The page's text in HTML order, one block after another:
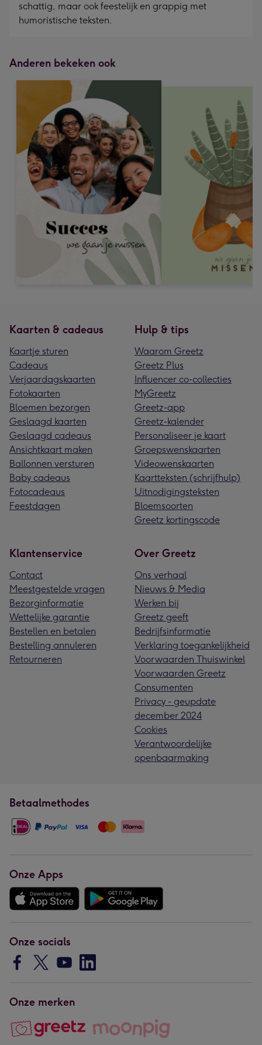
schattig, maar ook feestelijk en grappig met
humoristische teksten.
Anderen bekeken ook
Kaarten & cadeaus
Kaartje sturen
Cadeaus
Verjaardagskaarten
Fotokaarten
Bloemen bezorgen
Geslaagd kaarten
Geslaagd cadeaus
Ansichtkaart maken
Ballonnen versturen
Baby cadeaus
Fotocadeaus
Feestdagen
Hulp & tips
Waarom Greetz
Greetz Plus
Influencer co-collecties
MyGreetz
Greetz-app
Greetz-kalender
Personaliseer je kaart
Groepswenskaarten
Videowenskaarten
Kaartteksten (schrijfhulp)
Uitnodigingsteksten
Bloemsoorten
Greetz kortingscode
Klantenservice
Contact
Meestgestelde vragen
Bezorginformatie
Wettelijke garantie
Bestellen en betalen
Bestelling annuleren
Retourneren
Over Greetz
Ons verhaal
Nieuws & Media
Werken bij
Greetz geeft
Bedrijfsinformatie
Verklaring toegankelijkheid
Voorwaarden Thuiswinkel
Voorwaarden Greetz
Consumenten
Privacy - geupdate
december 2024
Cookies
Verantwoordelijke
openbaarmaking
Betaalmethodes
Onze Apps
Onze socials
Onze merken